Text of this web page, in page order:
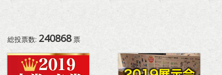
総投票数: 240868票